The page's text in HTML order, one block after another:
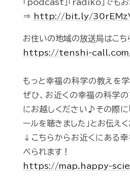
「podcast」「radiko」でも
⇒
http://bit.ly/
お住いの地域の放送局はこ
https://tenshi-
もっと幸福の科学の教えを
ぜひ、お近くの幸福の科学
にお越しください♪その際に
ールを聴きました」とお伝えく
↓こちらからお近くにある
べられます！
https://map.happy-